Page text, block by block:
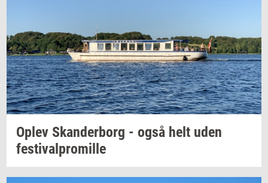
Oplev Skan­der­borg - også helt uden
festi­val­pro­mil­le